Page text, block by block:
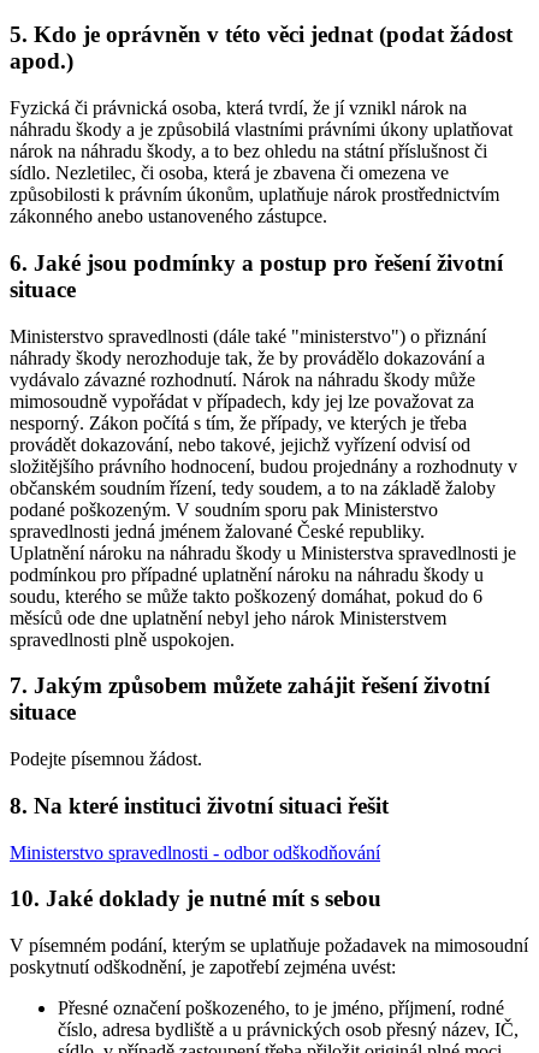
5. Kdo je oprávněn v této věci jednat (podat žádost
apod.)
Fyzická či právnická osoba, která tvrdí, že jí vznikl nárok na
náhradu škody a je způsobilá vlastními právními úkony uplatňovat
nárok na náhradu škody, a to bez ohledu na státní příslušnost či
sídlo. Nezletilec, či osoba, která je zbavena či omezena ve
způsobilosti k právním úkonům, uplatňuje nárok prostřednictvím
zákonného anebo ustanoveného zástupce.
6. Jaké jsou podmínky a postup pro řešení životní
situace
Ministerstvo spravedlnosti (dále také "ministerstvo") o přiznání
náhrady škody nerozhoduje tak, že by provádělo dokazování a
vydávalo závazné rozhodnutí. Nárok na náhradu škody může
mimosoudně vypořádat v případech, kdy jej lze považovat za
nesporný. Zákon počítá s tím, že případy, ve kterých je třeba
provádět dokazování, nebo takové, jejichž vyřízení odvisí od
složitějšího právního hodnocení, budou projednány a rozhodnuty v
občanském soudním řízení, tedy soudem, a to na základě žaloby
podané poškozeným. V soudním sporu pak Ministerstvo
spravedlnosti jedná jménem žalované České republiky.
Uplatnění nároku na náhradu škody u Ministerstva spravedlnosti je
podmínkou pro případné uplatnění nároku na náhradu škody u
soudu, kterého se může takto poškozený domáhat, pokud do 6
měsíců ode dne uplatnění nebyl jeho nárok Ministerstvem
spravedlnosti plně uspokojen.
7. Jakým způsobem můžete zahájit řešení životní
situace
Podejte písemnou žádost.
8. Na které instituci životní situaci řešit
Ministerstvo spravedlnosti - odbor odškodňování
10. Jaké doklady je nutné mít s sebou
V písemném podání, kterým se uplatňuje požadavek na mimosoudní
poskytnutí odškodnění, je zapotřebí zejména uvést:
Přesné označení poškozeného, to je jméno, příjmení, rodné
číslo, adresa bydliště a u právnických osob přesný název, IČ,